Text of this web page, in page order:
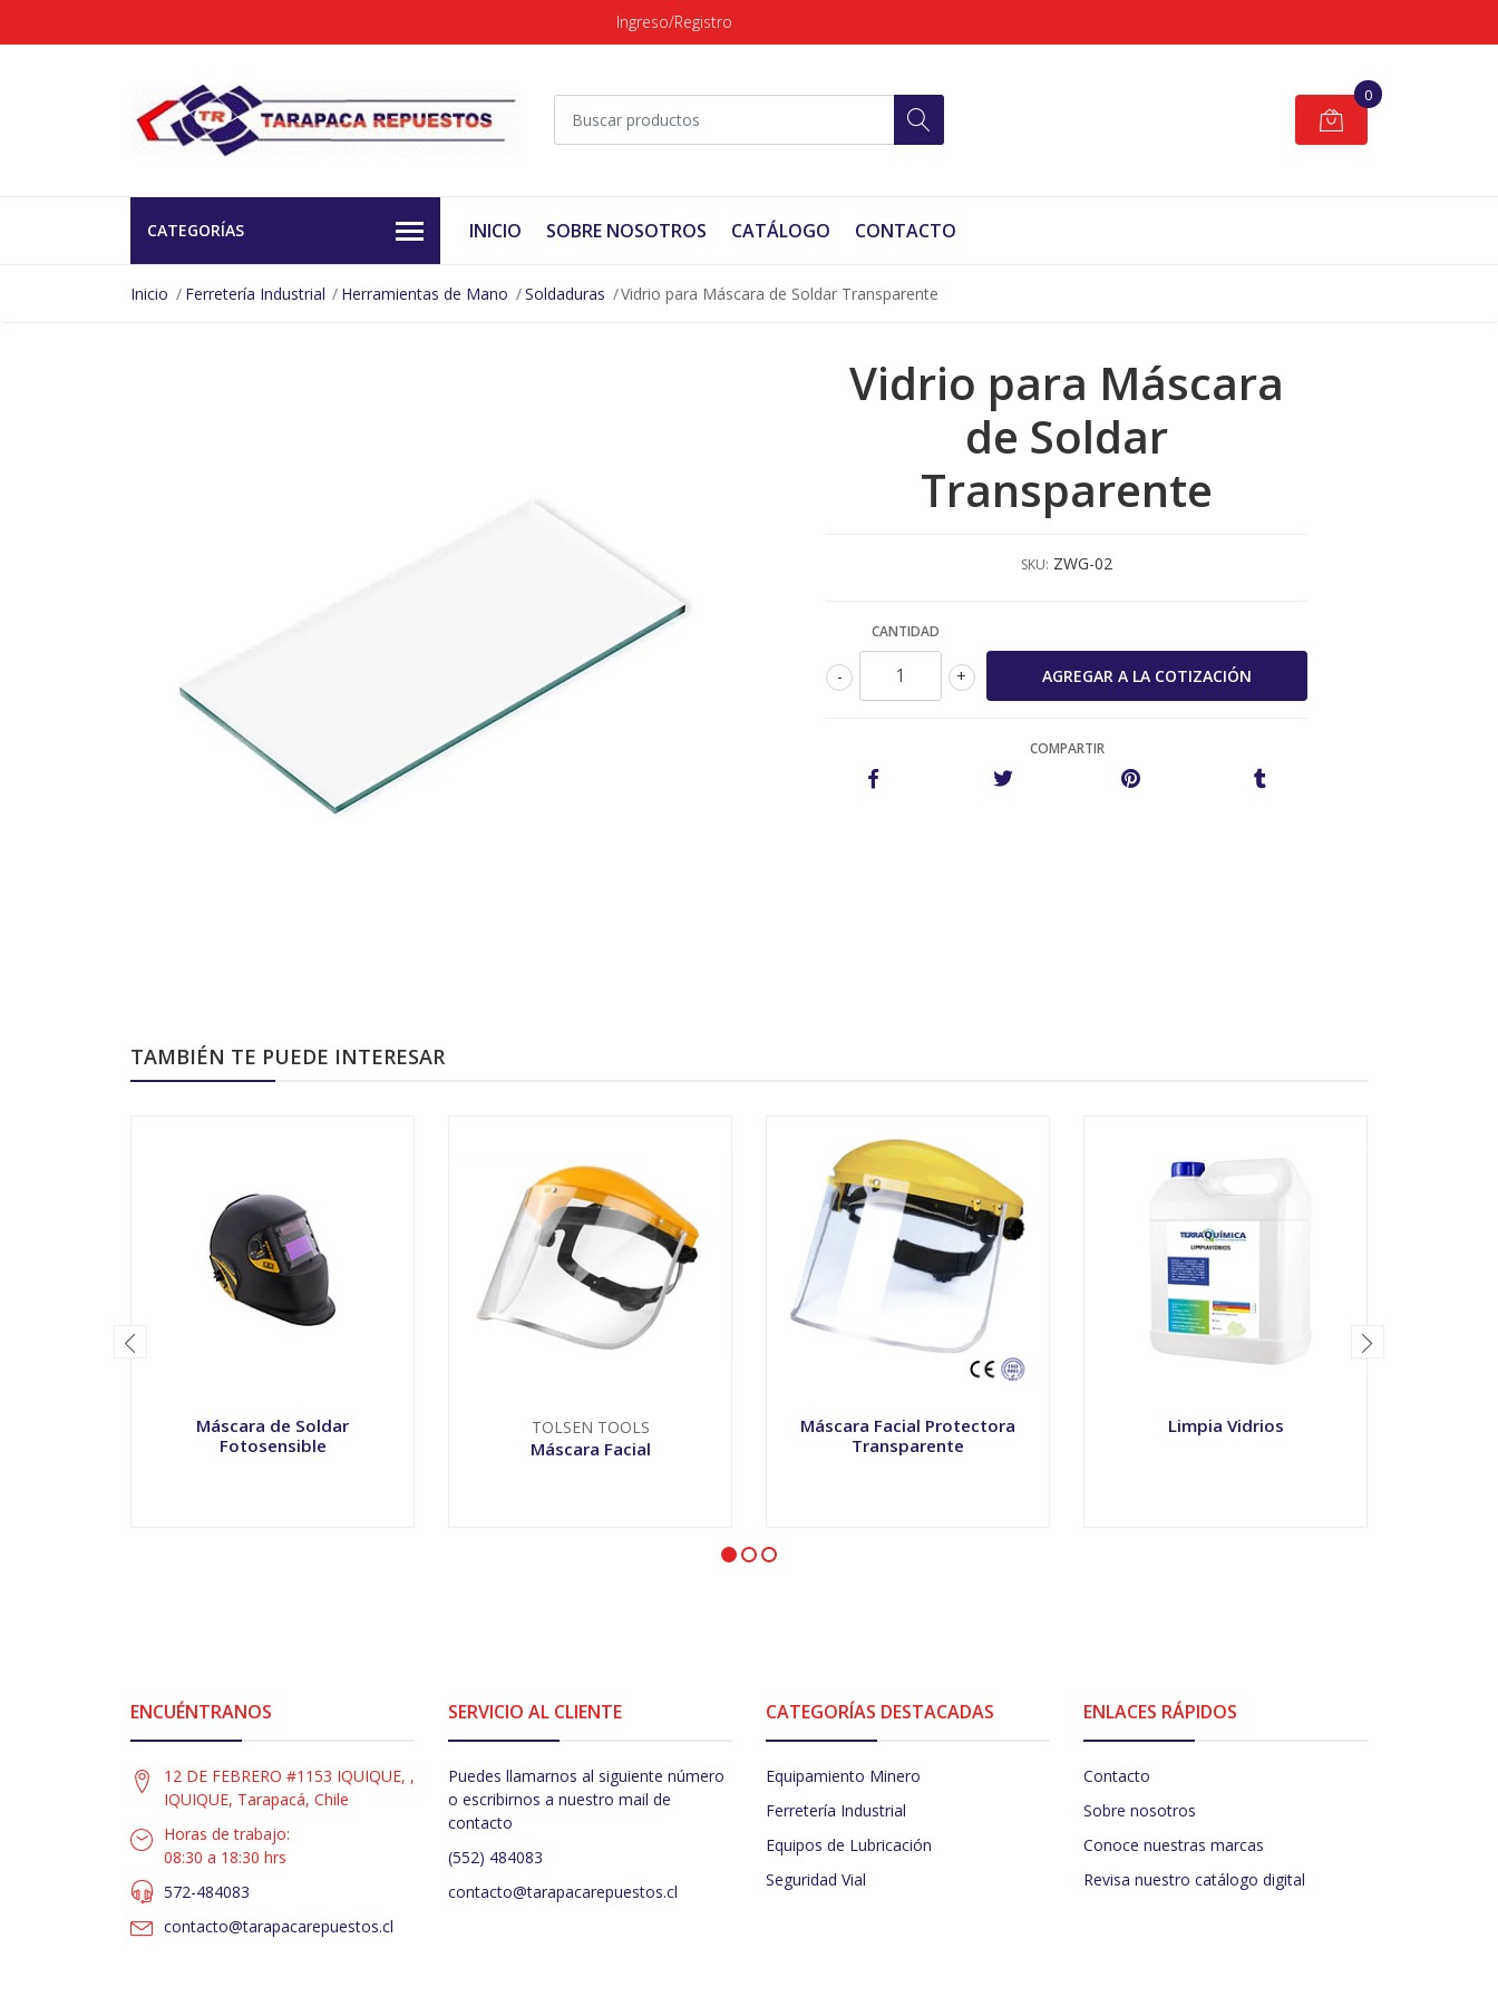
Ingreso/Registro
0
CATEGORÍAS INICIO SOBRE NOSOTROS CATÁLOGO CONTACTO
Inicio Ferretería Industrial Herramientas de Mano Soldaduras Vidrio para Máscara de Soldar Transparente
Vidrio para Máscara
de Soldar
Transparente
SKU: ZWG-02
CANTIDAD
+
-
COMPARTIR
TAMBIÉN TE PUEDE INTERESAR
Máscara de Soldar
Fotosensible
TOLSEN TOOLS
Máscara Facial
Máscara Facial Protectora
Transparente
Limpia Vidrios
ENCUÉNTRANOS
12 DE FEBRERO #1153 IQUIQUE, ,
IQUIQUE, Tarapacá, Chile
Horas de trabajo:
08:30 a 18:30 hrs
572-484083
contacto@tarapacarepuestos.cl
SERVICIO AL CLIENTE
Puedes llamarnos al siguiente número
o escribirnos a nuestro mail de
contacto
(552) 484083
contacto@tarapacarepuestos.cl
CATEGORÍAS DESTACADAS
Equipamiento Minero
Ferretería Industrial
Equipos de Lubricación
Seguridad Vial
ENLACES RÁPIDOS
Contacto
Sobre nosotros
Conoce nuestras marcas
Revisa nuestro catálogo digital